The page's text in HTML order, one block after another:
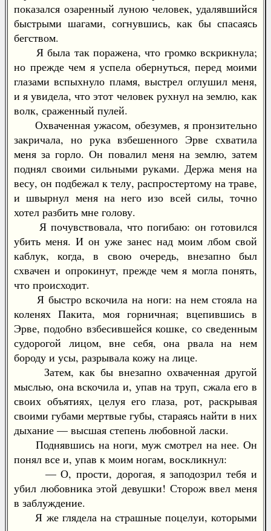
показался озаренный луною человек, удалявшийся
быстрыми шагами, согнувшись, как бы спасаясь
бегством.
Я была так поражена, что громко вскрикнула;
но прежде чем я успела обернуться, перед моими
глазами вспыхнуло пламя, выстрел оглушил меня,
и я увидела, что этот человек рухнул на землю, как
волк, сраженный пулей.
Охваченная ужасом, обезумев, я пронзительно
закричала, но рука взбешенного Эрве схватила
меня за горло. Он повалил меня на землю, затем
поднял своими сильными руками. Держа меня на
весу, он подбежал к телу, распростертому на траве,
и швырнул меня на него изо всей силы, точно
хотел разбить мне голову.
Я почувствовала, что погибаю: он готовился
убить меня. И он уже занес над моим лбом свой
каблук, когда, в свою очередь, внезапно был
схвачен и опрокинут, прежде чем я могла понять,
что происходит.
Я быстро вскочила на ноги: на нем стояла на
коленях Пакита, моя горничная; вцепившись в
Эрве, подобно взбесившейся кошке, со сведенным
судорогой лицом, вне себя, она рвала на нем
бороду и усы, разрывала кожу на лице.
Затем, как бы внезапно охваченная другой
мыслью, она вскочила и, упав на труп, сжала его в
своих объятиях, целуя его глаза, рот, раскрывая
своими губами мертвые губы, стараясь найти в них
дыхание — высшая степень любовной ласки.
Поднявшись на ноги, муж смотрел на нее. Он
понял все и, упав к моим ногам, воскликнул:
— О, прости, дорогая, я заподозрил тебя и
убил любовника этой девушки! Сторож ввел меня
в заблуждение.
Я же глядела на страшные поцелуи, которыми